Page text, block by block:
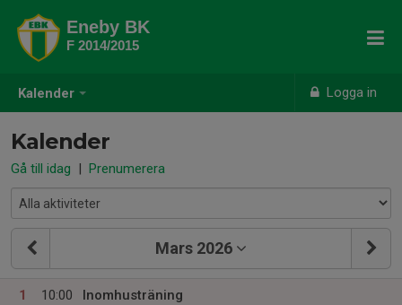
Kalender Logga in
Eneby BK
F 2014/2015
Kalender
Gå till idag | Prenumerera
Mars 2026
1
10:00
Inomhusträning